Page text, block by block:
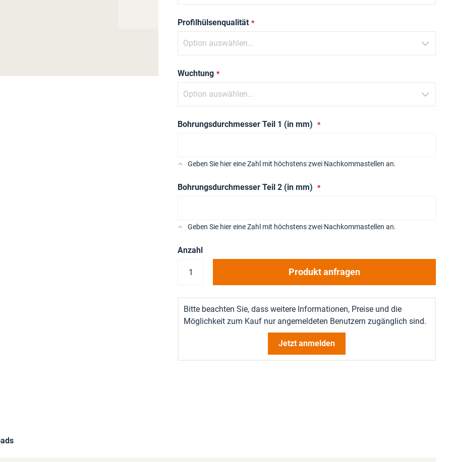
Profilhülsenqualität
Wuchtung
Bohrungsdurchmesser Teil 1 (in mm)
Geben Sie hier eine Zahl mit höchstens zwei Nachkommastellen an.
Bohrungsdurchmesser Teil 2 (in mm)
Geben Sie hier eine Zahl mit höchstens zwei Nachkommastellen an.
Anzahl
Produkt anfragen
Bitte beachten Sie, dass weitere Informationen, Preise und die
Möglichkeit zum Kauf nur angemeldeten Benutzern zugänglich sind.
Jetzt anmelden